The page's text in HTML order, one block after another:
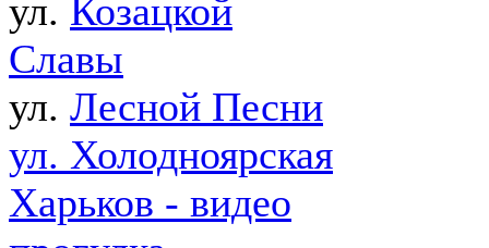
ул. Козацкой
Славы
ул. Лесной Песни
ул. Холодноярская
Харьков - видео